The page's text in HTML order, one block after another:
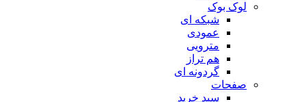
لوک بوک
شبکه ای
عمودی
مترویی
هم تراز
گردونه ای
صفحات
سبد خرید